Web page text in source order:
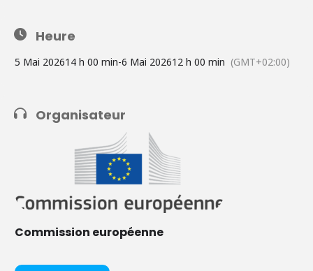
Heure
5 Mai 202614 h 00 min-6 Mai 202612 h 00 min (GMT+02:00)
Organisateur
Commission européenne